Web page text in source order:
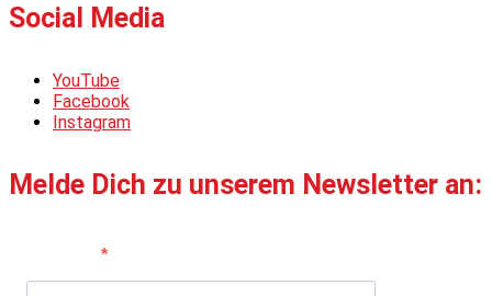
Social Media
YouTube
Facebook
Instagram
Melde Dich zu unserem Newsletter an: